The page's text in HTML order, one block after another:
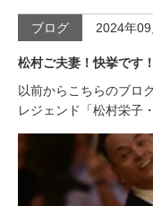
ブログ 2024年09
松村ご夫妻！快挙です
以前からこちらのブロ
レジェンド「松村栄子